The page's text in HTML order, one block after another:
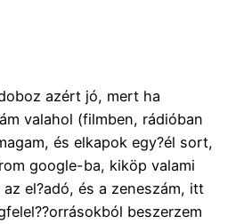
azért jó, mert ha
valahol (filmben, rádióban
és elkapok egy?él sort,
google-ba, kiköp valami
el?adó, és a zeneszám, itt
beszerzem